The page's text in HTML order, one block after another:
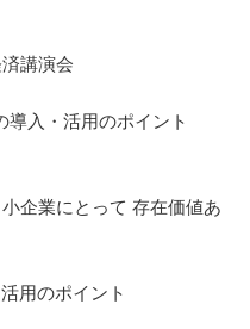
講演会
導入・活用のポイント
企業にとって 存在価値あ
用のポイント